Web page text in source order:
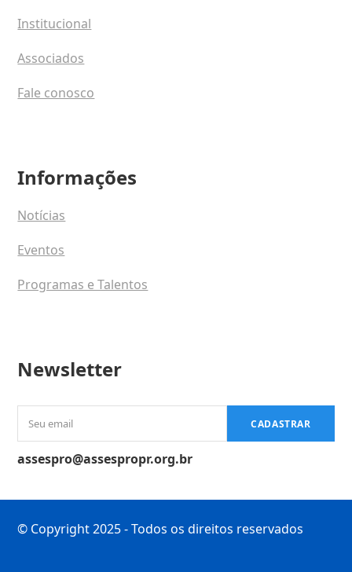
Institucional
Associados
Fale conosco
Informações
Notícias
Eventos
Programas e Talentos
Newsletter
email
CADASTRAR
assespro@assespropr.org.br
© Copyright 2025 - Todos os direitos reservados